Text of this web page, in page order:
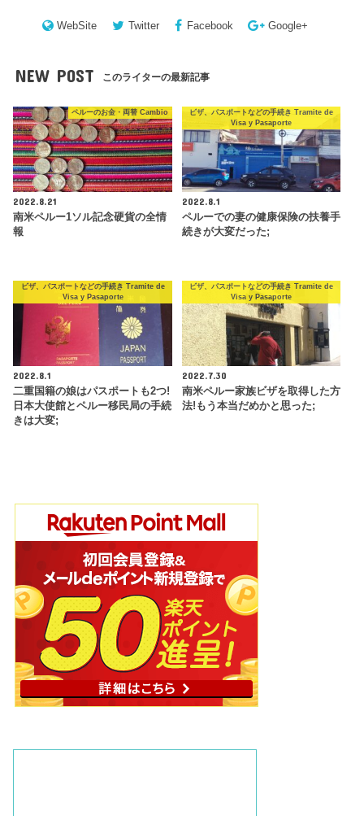
WebSite Twitter Facebook Google+
NEW POST このライターの最新記事
ペルーのお金・両替 Cambio
2022.8.21
南米ペルー1ソル記念硬貨の全情
報
ビザ、パスポートなどの手続き Tramite de
Visa y Pasaporte
2022.8.1
ペルーでの妻の健康保険の扶養手
続きが大変だった;
ビザ、パスポートなどの手続き Tramite de
Visa y Pasaporte
2022.8.1
二重国籍の娘はパスポートも2つ!
日本大使館とペルー移民局の手続
きは大変;
ビザ、パスポートなどの手続き Tramite de
Visa y Pasaporte
2022.7.30
南米ペルー家族ビザを取得した方
法!もう本当だめかと思った;